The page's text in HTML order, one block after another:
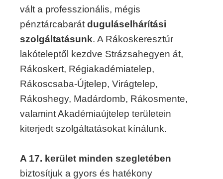
vált a professzionális, mégis
pénztárcabarát duguláselhárítási
szolgáltatásunk. A Rákoskeresztúr
lakóteleptől kezdve Strázsahegyen át,
Rákoskert, Régiakadémiatelep,
Rákoscsaba-Újtelep, Virágtelep,
Rákoshegy, Madárdomb, Rákosmente,
valamint Akadémiaújtelep területein
kiterjedt szolgáltatásokat kínálunk.
A 17. kerület minden szegletében
biztosítjuk a gyors és hatékony